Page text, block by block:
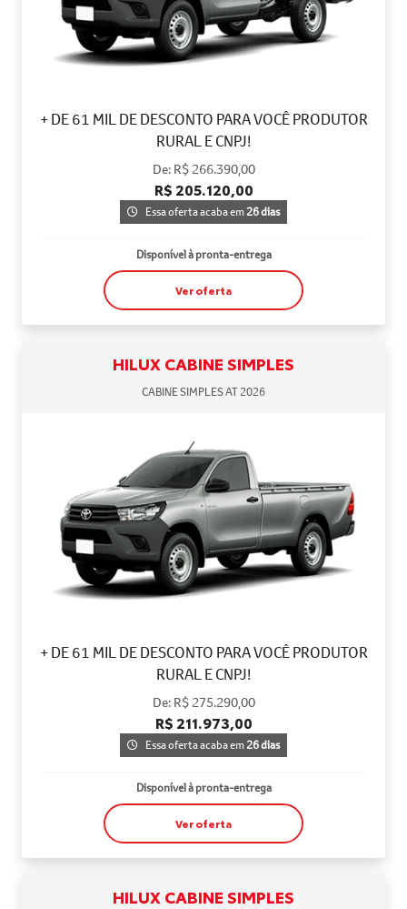
+ DE 61 MIL DE DESCONTO PARA VOCÊ PRODUTOR
RURAL E CNPJ!
De: R$ 266.390,00
R$ 205.120,00
Essa oferta acaba em26 dias
Disponível à pronta-entrega
Ver oferta
HILUX CABINE SIMPLES
CABINE SIMPLES AT 2026
+ DE 61 MIL DE DESCONTO PARA VOCÊ PRODUTOR
RURAL E CNPJ!
De: R$ 275.290,00
R$ 211.973,00
Essa oferta acaba em26 dias
Disponível à pronta-entrega
Ver oferta
HILUX CABINE SIMPLES